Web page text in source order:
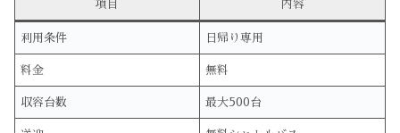
項目 内容
利用条件 日帰り専用
料金 無料
収容台数 最大500台